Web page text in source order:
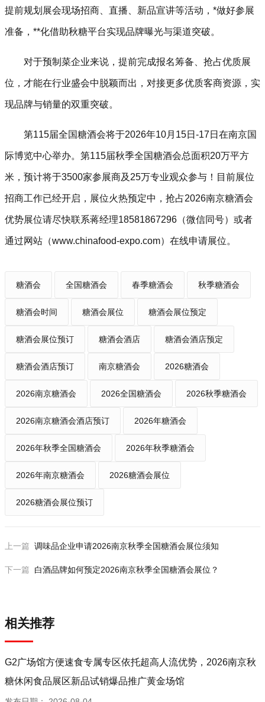
提前规划展会现场招商、直播、新品宣讲等活动，*做好参展
准备，**化借助秋糖平台实现品牌曝光与渠道突破。
对于预制菜企业来说，提前完成报名筹备、抢占优质展
位，才能在行业盛会中脱颖而出，对接更多优质客商资源，实
现品牌与销量的双重突破。
第115届全国糖酒会将于2026年10月15日-17日在南京国
际博览中心举办。第115届秋季全国糖酒会总面积20万平方
米，预计将于3500家参展商及25万专业观众参与！目前展位
招商工作已经开启，展位火热预定中，抢占2026南京糖酒会
优势展位请尽快联系蒋经理18581867296（微信同号）或者
通过网站（www.chinafood-expo.com）在线申请展位。
糖酒会 全国糖酒会 春季糖酒会 秋季糖酒会
糖酒会时间 糖酒会展位 糖酒会展位预定
糖酒会展位预订 糖酒会酒店 糖酒会酒店预定
糖酒会酒店预订 南京糖酒会 2026糖酒会
2026南京糖酒会 2026全国糖酒会 2026秋季糖酒会
2026南京糖酒会酒店预订 2026年糖酒会
2026年秋季全国糖酒会 2026年秋季糖酒会
2026年南京糖酒会 2026糖酒会展位
2026糖酒会展位预订
上一篇 调味品企业申请2026南京秋季全国糖酒会展位须知
下一篇 白酒品牌如何预定2026南京秋季全国糖酒会展位？
相关推荐
G2广场馆方便速食专属专区依托超高人流优势，2026南京秋
糖休闲食品展区新品试销爆品推广黄金场馆